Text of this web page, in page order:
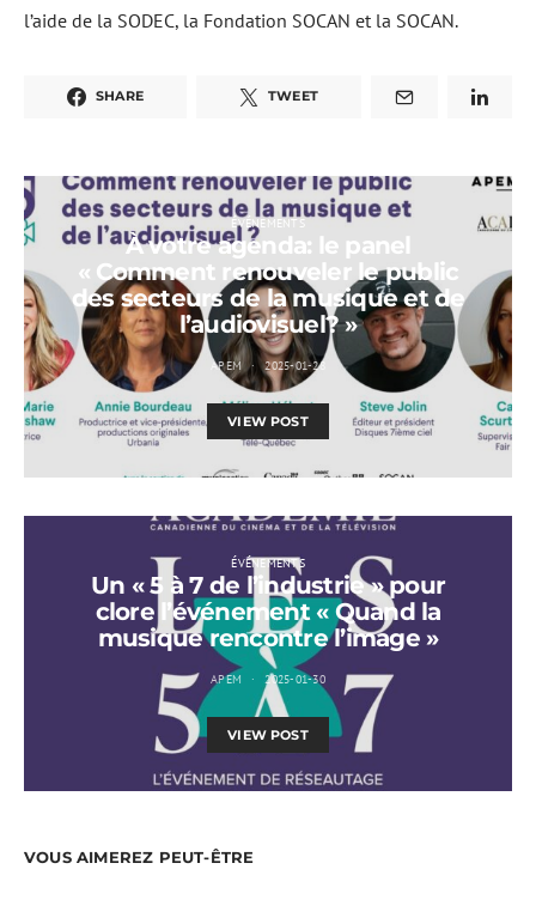
l’aide de la SODEC, la Fondation SOCAN et la SOCAN.
SHARE TWEET
ÉVÉNEMENTS
À votre agenda: le panel
« Comment renouveler le public
des secteurs de la musique et de
l’audiovisuel? »
APEM 2025-01-28
VIEW POST
ÉVÉNEMENTS
Un « 5 à 7 de l’industrie » pour
clore l’événement « Quand la
musique rencontre l’image »
APEM 2025-01-30
VIEW POST
VOUS AIMEREZ PEUT-ÊTRE